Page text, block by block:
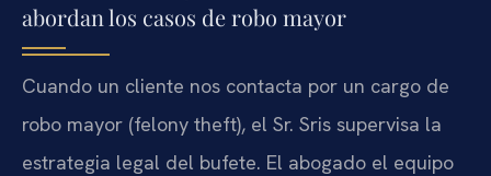
abordan los casos de robo mayor
Cuando un cliente nos contacta por un cargo de
robo mayor (felony theft), el Sr. Sris supervisa la
estrategia legal del bufete. El abogado el equipo